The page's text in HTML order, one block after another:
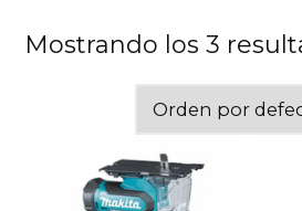
Mostrando los 3